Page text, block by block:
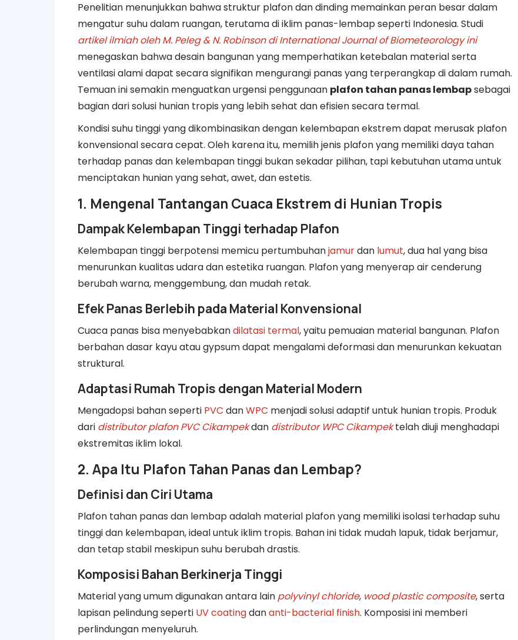
Penelitian menunjukkan bahwa struktur plafon dan dinding memainkan peran besar dalam
mengatur suhu dalam ruangan, terutama di iklim panas-lembap seperti Indonesia. Studi
artikel ilmiah oleh M. Peleg & N. Robinson di International Journal of Biometeorology ini
menegaskan bahwa desain bangunan yang memperhatikan ketebalan material serta
ventilasi alami dapat secara signifikan mengurangi panas yang terperangkap di dalam rumah.
Temuan ini semakin menguatkan urgensi penggunaan plafon tahan panas lembapsebagai
bagian dari solusi hunian tropis yang lebih sehat dan efisien secara termal.
Kondisi suhu tinggi yang dikombinasikan dengan kelembapan ekstrem dapat merusak plafon
konvensional secara cepat. Oleh karena itu, memilih jenis plafon yang memiliki daya tahan
terhadap panas dan kelembapan tinggi bukan sekadar pilihan, tapi kebutuhan utama untuk
menciptakan hunian yang sehat, awet, dan estetis.
1. Mengenal Tantangan Cuaca Ekstrem di Hunian Tropis
Dampak Kelembapan Tinggi terhadap Plafon
Kelembapan tinggi berpotensi memicu pertumbuhanjamurdan lumut, dua hal yang bisa
menurunkan kualitas udara dan estetika ruangan. Plafon yang menyerap air cenderung
berubah warna, menggembung, dan mudah retak.
Efek Panas Berlebih pada Material Konvensional
Cuaca panas bisa menyebabkandilatasi termal, yaitu pemuaian material bangunan. Plafon
berbahan dasar kayu atau gypsum dapat mengalami deformasi dan menurunkan kekuatan
struktural.
Adaptasi Rumah Tropis dengan Material Modern
Mengadopsi bahan seperti PVC danWPC menjadi solusi adaptif untuk hunian tropis. Produk
dari distributor plafon PVC Cikampekdan distributor WPC Cikampektelah diuji menghadapi
ekstremitas iklim lokal.
2. Apa Itu Plafon Tahan Panas dan Lembap?
Definisi dan Ciri Utama
Plafon tahan panas dan lembap adalah material plafon yang memiliki isolasi terhadap suhu
tinggi dan kelembapan, ideal untuk iklim tropis. Bahan ini tidak mudah lapuk, tidak berjamur,
dan tetap stabil meskipun suhu berubah drastis.
Komposisi Bahan Berkinerja Tinggi
Material yang umum digunakan antara lain polyvinyl chloride, wood plastic composite, serta
lapisan pelindung seperti UV coatingdananti-bacterial finish. Komposisi ini memberi
perlindungan menyeluruh.